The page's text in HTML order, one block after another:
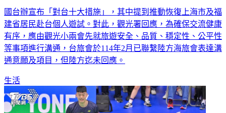
國台辦宣布「對台十大措施」，其中提到推動恢復上海市及福
建省居民赴台個人遊試。對此，觀光署回應，為確保交流健康
有序，應由觀光小兩會先就旅遊安全、品質、穩定性、公平性
等事項進行溝通，台旅會於114年2月已聯繫陸方海旅會表達溝
通意願及項目，但陸方迄未回應。
生活